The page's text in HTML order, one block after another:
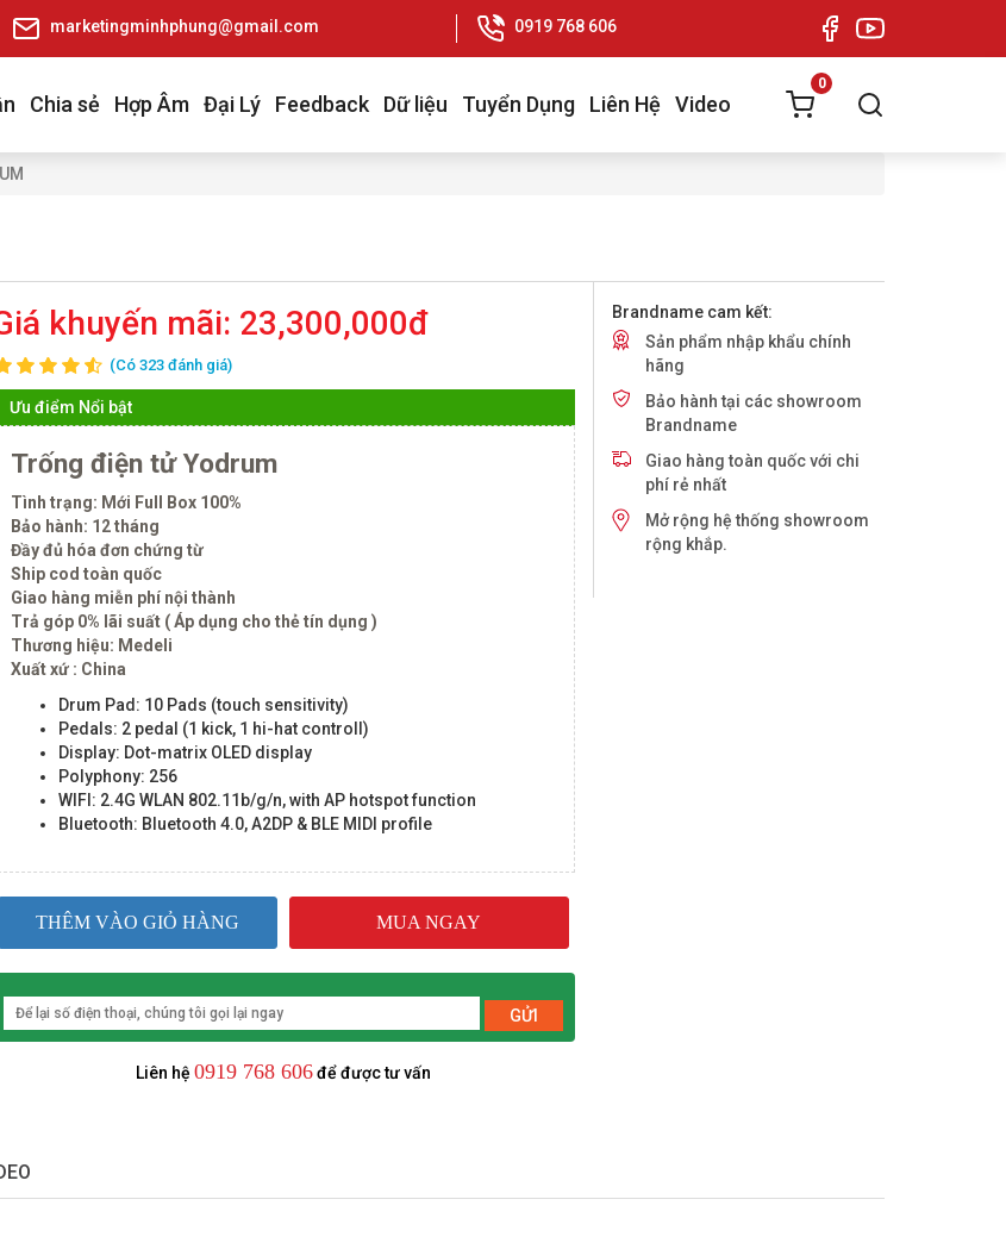
marketingminhphung@gmail.com 0919 768 606
Chia sẻ Hợp Âm Đại Lý Feedback Dữ liệu Tuyển Dụng Liên Hệ Video
0
khuyến mãi: 23,300,000đ
(Có 323 đánh giá)
Ưu điểm Nổi bật
Trống điện tử Yodrum
Tình trạng: Mới Full Box 100%
Bảo hành: 12 tháng
Đầy đủ hóa đơn chứng từ
Ship cod toàn quốc
Giao hàng miễn phí nội thành
Trả góp 0% lãi suất ( Áp dụng cho thẻ tín dụng )
Thương hiệu: Medeli
Xuất xứ : China
Drum Pad: 10 Pads (touch sensitivity)
Pedals: 2 pedal (1 kick, 1 hi-hat controll)
Display: Dot-matrix OLED display
Polyphony: 256
WIFI: 2.4G WLAN 802.11b/g/n, with AP hotspot function
Bluetooth: Bluetooth 4.0, A2DP & BLE MIDI profile
THÊM VÀO GIỎ HÀNG MUA NGAY
GỬI
Liên hệ 0919 768 606để được tư vấn
Brandname cam kết:
Sản phẩm nhập khẩu chính
hãng
Bảo hành tại các showroom
Brandname
Giao hàng toàn quốc với chi
phí rẻ nhất
Mở rộng hệ thống showroom
rộng khắp.